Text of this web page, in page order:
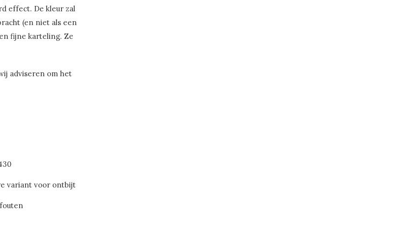
effect. De kleur zal
(en niet als een
fijne karteling. Ze
adviseren om het
variant voor ontbijt